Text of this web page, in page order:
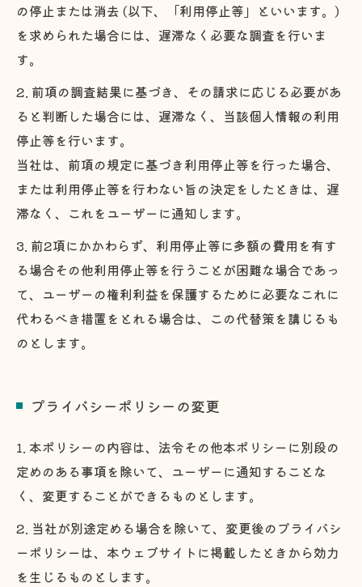
の停止または消去 (以下、「利用停止等」といいます。)
を求められた場合には、遅滞なく必要な調査を行いま
す。
2. 前項の調査結果に基づき、その請求に応じる必要があ
ると判断した場合には、遅滞なく、当該個人情報の利用
停止等を行います。
当社は、前項の規定に基づき利用停止等を行った場合、
または利用停止等を行わない旨の決定をしたときは、遅
滞なく、これをユーザーに通知します。
3. 前2項にかかわらず、利用停止等に多額の費用を有す
る場合その他利用停止等を行うことが困難な場合であっ
て、ユーザーの権利利益を保護するために必要なこれに
代わるべき措置をとれる場合は、この代替策を講じるも
のとします。
プライバシーポリシーの変更
1. 本ポリシーの内容は、法令その他本ポリシーに別段の
定めのある事項を除いて、ユーザーに通知することな
く、変更することができるものとします。
2. 当社が別途定める場合を除いて、変更後のプライバシ
ーポリシーは、本ウェブサイトに掲載したときから効力
を生じるものとします。